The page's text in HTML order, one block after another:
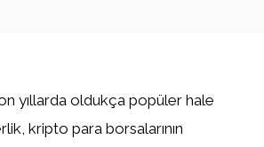
yıllarda oldukça popüler hale
kripto para borsalarının